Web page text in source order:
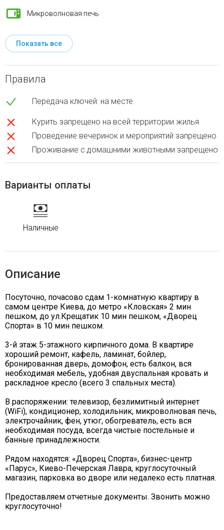
Микроволновая печь
Показать все
Правила
Передача ключей: на месте
Курить запрещено на всей территории жилья
Проведение вечеринок и мероприятий запрещено
Проживание с домашними животными запрещено
Варианты оплаты
Наличные
Описание
Посуточно, почасово сдам 1-комнатную квартиру в
самом центре Киева, до метро «Кловская» 2 мин
пешком, до ул.Крещатик 10 мин пешком, «Дворец
Спорта» в 10 мин пешком.
3-й этаж 5-этажного кирпичного дома. В квартире
хороший ремонт, кафель, ламинат, бойлер,
бронированная дверь, домофон, есть балкон, вся
необходимая мебель, удобная двуспальная кровать и
раскладное кресло (всего 3 спальных места).
В распоряжении: телевизор, безлимитный интернет
(WiFi), кондиционер, холодильник, микроволновая печь,
электрочайник, фен, утюг, обогреватель, есть вся
необходимая посуда, всегда чистые постельные и
банные принадлежности.
Рядом находятся: «Дворец Спорта», бизнес-центр
«Парус», Киево-Печерская Лавра, круглосуточный
магазин, парковка во дворе или недалеко есть платная.
Предоставляем отчетные документы. Звонить можно
круглосуточно!